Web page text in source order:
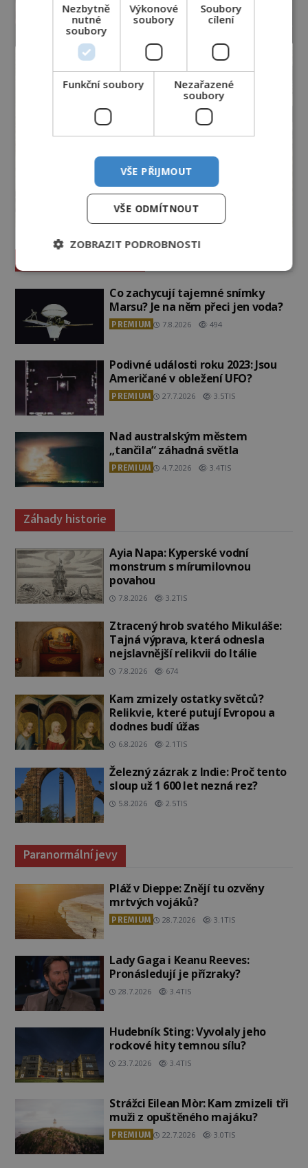
Co zachycují tajemné snímky
Marsu? Je na něm přeci jen voda?
PREMIUM 7.8.2026 494
Podivné události roku 2023: Jsou
Američané v obležení UFO?
PREMIUM 27.7.2026 3.5TIS
Nad australským městem
„tančila“ záhadná světla
PREMIUM 4.7.2026 3.4TIS
Záhady historie
Ayia Napa: Kyperské vodní
monstrum s mírumilovnou
povahou
7.8.2026 3.2TIS
Ztracený hrob svatého Mikuláše:
Tajná výprava, která odnesla
nejslavnější relikvii do Itálie
7.8.2026 674
Kam zmizely ostatky světců?
Relikvie, které putují Evropou a
dodnes budí úžas
6.8.2026 2.1TIS
Železný zázrak z Indie: Proč tento
sloup už 1 600 let nezná rez?
5.8.2026 2.5TIS
Paranormální jevy
Pláž v Dieppe: Znějí tu ozvěny
mrtvých vojáků?
PREMIUM 28.7.2026 3.1TIS
Lady Gaga i Keanu Reeves:
Pronásledují je přízraky?
28.7.2026 3.4TIS
Hudebník Sting: Vyvolaly jeho
rockové hity temnou sílu?
23.7.2026 3.4TIS
Strážci Eilean Mòr: Kam zmizeli tři
muži z opuštěného majáku?
PREMIUM 22.7.2026 3.0TIS
Nezbytně
nutné
soubory
Výkonové
soubory
Soubory
cílení
Funkční soubory
Nezařazené
soubory
VŠE PŘIJMOUT
VŠE ODMÍTNOUT
ZOBRAZIT PODROBNOSTI